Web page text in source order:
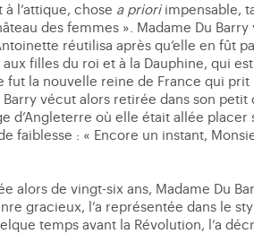
à l’attique, chose a prioriimpensable,
des femmes ». Madame Du
réutilisa après qu’elle en fût
filles du roi et à la Dauphine, qui
fut la nouvelle reine de France qui
Barry vécut alors retirée dans son
d’Angleterre où elle était allée
faiblesse : « Encore un instant,
alors de vingt-six ans, Madame Du
gracieux, l’a représentée dans le
temps avant la Révolution, l’a